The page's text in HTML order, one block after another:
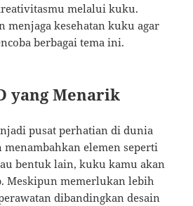
melalui kuku.
menjaga kesehatan kuku agar
berbagai tema ini.
yang Menarik
pusat perhatian di dunia
menambahkan elemen seperti
bentuk lain, kuku kamu akan
Meskipun memerlukan lebih
dibandingkan desain